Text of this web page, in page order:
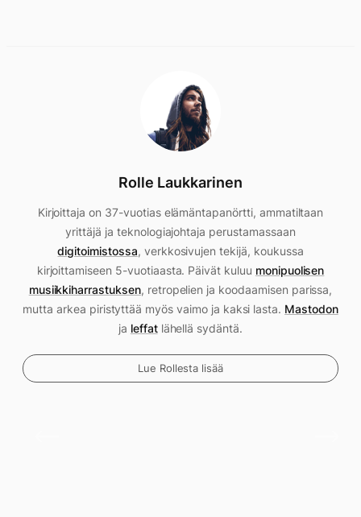
Rolle Laukkarinen
Kirjoittaja on 37-vuotias elämäntapanörtti, ammatiltaan
yrittäjä ja teknologiajohtaja perustamassaan
digitoimistossa, verkkosivujen tekijä, koukussa
kirjoittamiseen 5-vuotiaasta. Päivät kuluu monipuolisen
musiikkiharrastuksen, retropelien ja koodaamisen parissa,
mutta arkea piristyttää myös vaimo ja kaksi lasta. Mastodon
ja leffatlähellä sydäntä.
Lue Rollesta lisää